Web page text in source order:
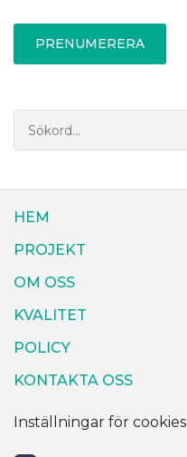
PRENUMERERA
HEM
PROJEKT
OM OSS
KVALITET
POLICY
KONTAKTA OSS
Inställningar för cookies